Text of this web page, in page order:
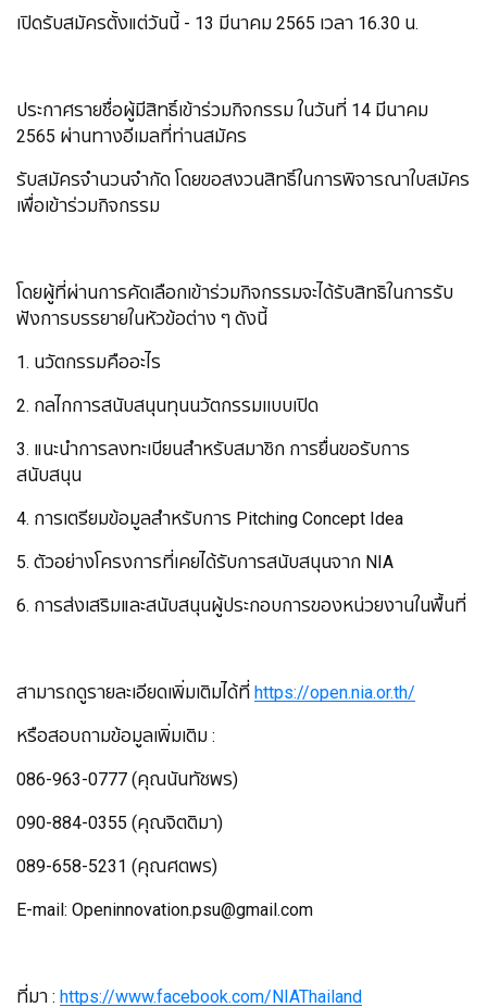
เปิดรับสมัครตั้งแต่วันนี้ - 13 มีนาคม 2565 เวลา 16.30 น.
ประกาศรายชื่อผู้มีสิทธิ์เข้าร่วมกิจกรรม ในวันที่ 14 มีนาคม
2565 ผ่านทางอีเมลที่ท่านสมัคร
รับสมัครจำนวนจำกัด โดยขอสงวนสิทธิ์ในการพิจารณาใบสมัคร
เพื่อเข้าร่วมกิจกรรม
โดยผู้ที่ผ่านการคัดเลือกเข้าร่วมกิจกรรมจะได้รับสิทธิในการรับ
ฟังการบรรยายในหัวข้อต่าง ๆ ดังนี้
1. นวัตกรรมคืออะไร
2. กลไกการสนับสนุนทุนนวัตกรรมเเบบเปิด
3. แนะนำการลงทะเบียนสำหรับสมาชิก การยื่นขอรับการ
สนับสนุน
4. การเตรียมข้อมูลสำหรับการ Pitching Concept Idea
5. ตัวอย่างโครงการที่เคยได้รับการสนับสนุนจาก NIA
6. การส่งเสริมและสนับสนุนผู้ประกอบการของหน่วยงานในพื้นที่
สามารถดูรายละเอียดเพิ่มเติมได้ที่ https://open.nia.or.th/
หรือสอบถามข้อมูลเพิ่มเติม :
086-963-0777 (คุณนันทัชพร)
090-884-0355 (คุณจิตติมา)
089-658-5231 (คุณศตพร)
E-mail: Openinnovation.psu@gmail.com
ที่มา : https://www.facebook.com/NIAThailand